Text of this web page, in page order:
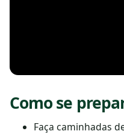
Como se
Faça caminhadas